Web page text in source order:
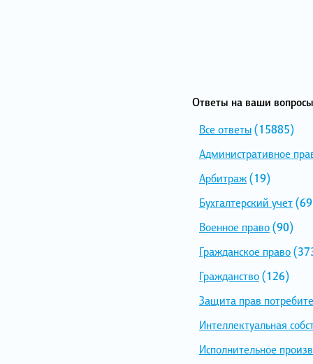
Ответы на ваши
Все ответы(15885)
Административное
Арбитраж(19)
Бухгалтерский учет
Военное право(90)
Гражданское право
Гражданство(126)
Защита прав
Интеллектуальная
Исполнительное